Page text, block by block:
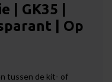
| GK35 |
| Op
tussen de kit- of